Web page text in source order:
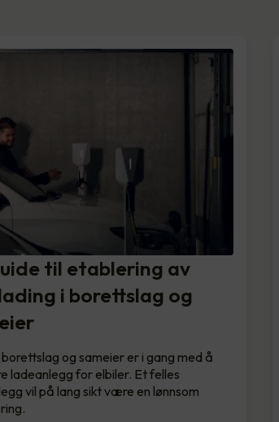
til etablering av
i borettslag og
og sameier er i gang med å
ladeanlegg for elbiler. Et felles
vil på lang sikt være en lønnsom